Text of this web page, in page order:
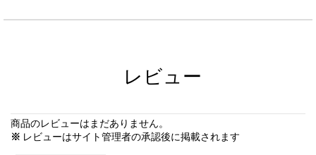
レビュー
商品のレビューはまだありません。
※ レビューはサイト管理者の承認後に掲載されます